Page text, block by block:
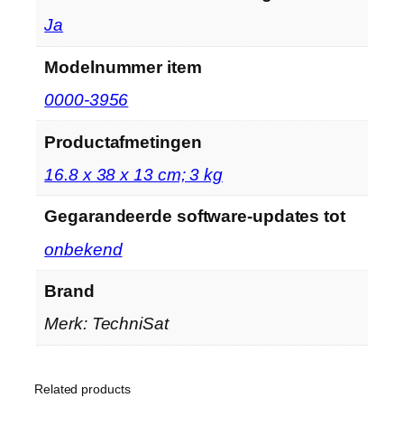
‎Ja
Modelnummer item
‎0000-3956
Productafmetingen
‎16.8 x 38 x 13 cm; 3 kg
Gegarandeerde software-updates tot
‎onbekend
Brand
Merk: TechniSat
Related products